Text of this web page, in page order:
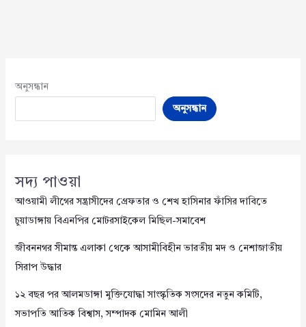
অনুসন্ধান
অনুসন্ধান
সদ্য পাওয়া
আওয়ামী লীগের সন্ত্রাসীদের গ্রেফতার ও শেখ হাসিনার ফাঁসির দাবিতে
চুয়াডাঙ্গায় বিএনপির মোটরসাইকেল মিছিল-সমাবেশ
জীবননগর সীমান্ত এলাকা থেকে আসামীবিহীন ভারতীয় মদ ও নেশাজাতীয়
সিরাপ উদ্ধার
১২ বছর পর আলমডাঙ্গা মুক্তিযোদ্ধা সাংস্কৃতিক সংসদের নতুন কমিটি,
সভাপতি আতিক বিশ্বাস, সম্পাদক মোমিন আলী